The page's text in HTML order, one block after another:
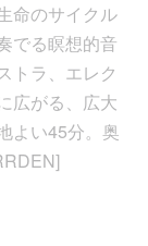
命のサイクル
でる瞑想的音
トラ、エレク
広がる、広大
よい45分。奥